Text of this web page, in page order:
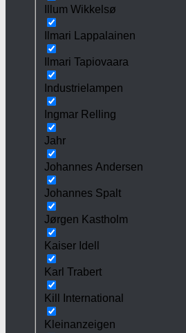
Illum Wikkelsø
Ilmari Lappalainen
Ilmari Tapiovaara
Industrielampen
Ingmar Relling
Jahr
Johannes Andersen
Johannes Spalt
Jørgen Kastholm
Kaiser Idell
Karl Trabert
Kill International
Kleinanzeigen